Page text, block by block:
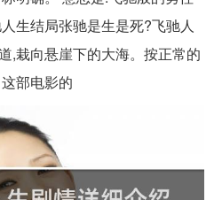
生结局张驰是生是死?飞驰人
,栽向悬崖下的大海。按正常的
部电影的